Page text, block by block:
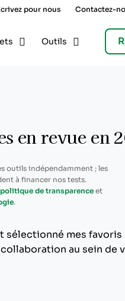
pour nous Contactez-
Outils
en revue en
outils indépendamment ; les
à financer nos tests.
politique de transparenceet
.
sélectionné mes
au sein de